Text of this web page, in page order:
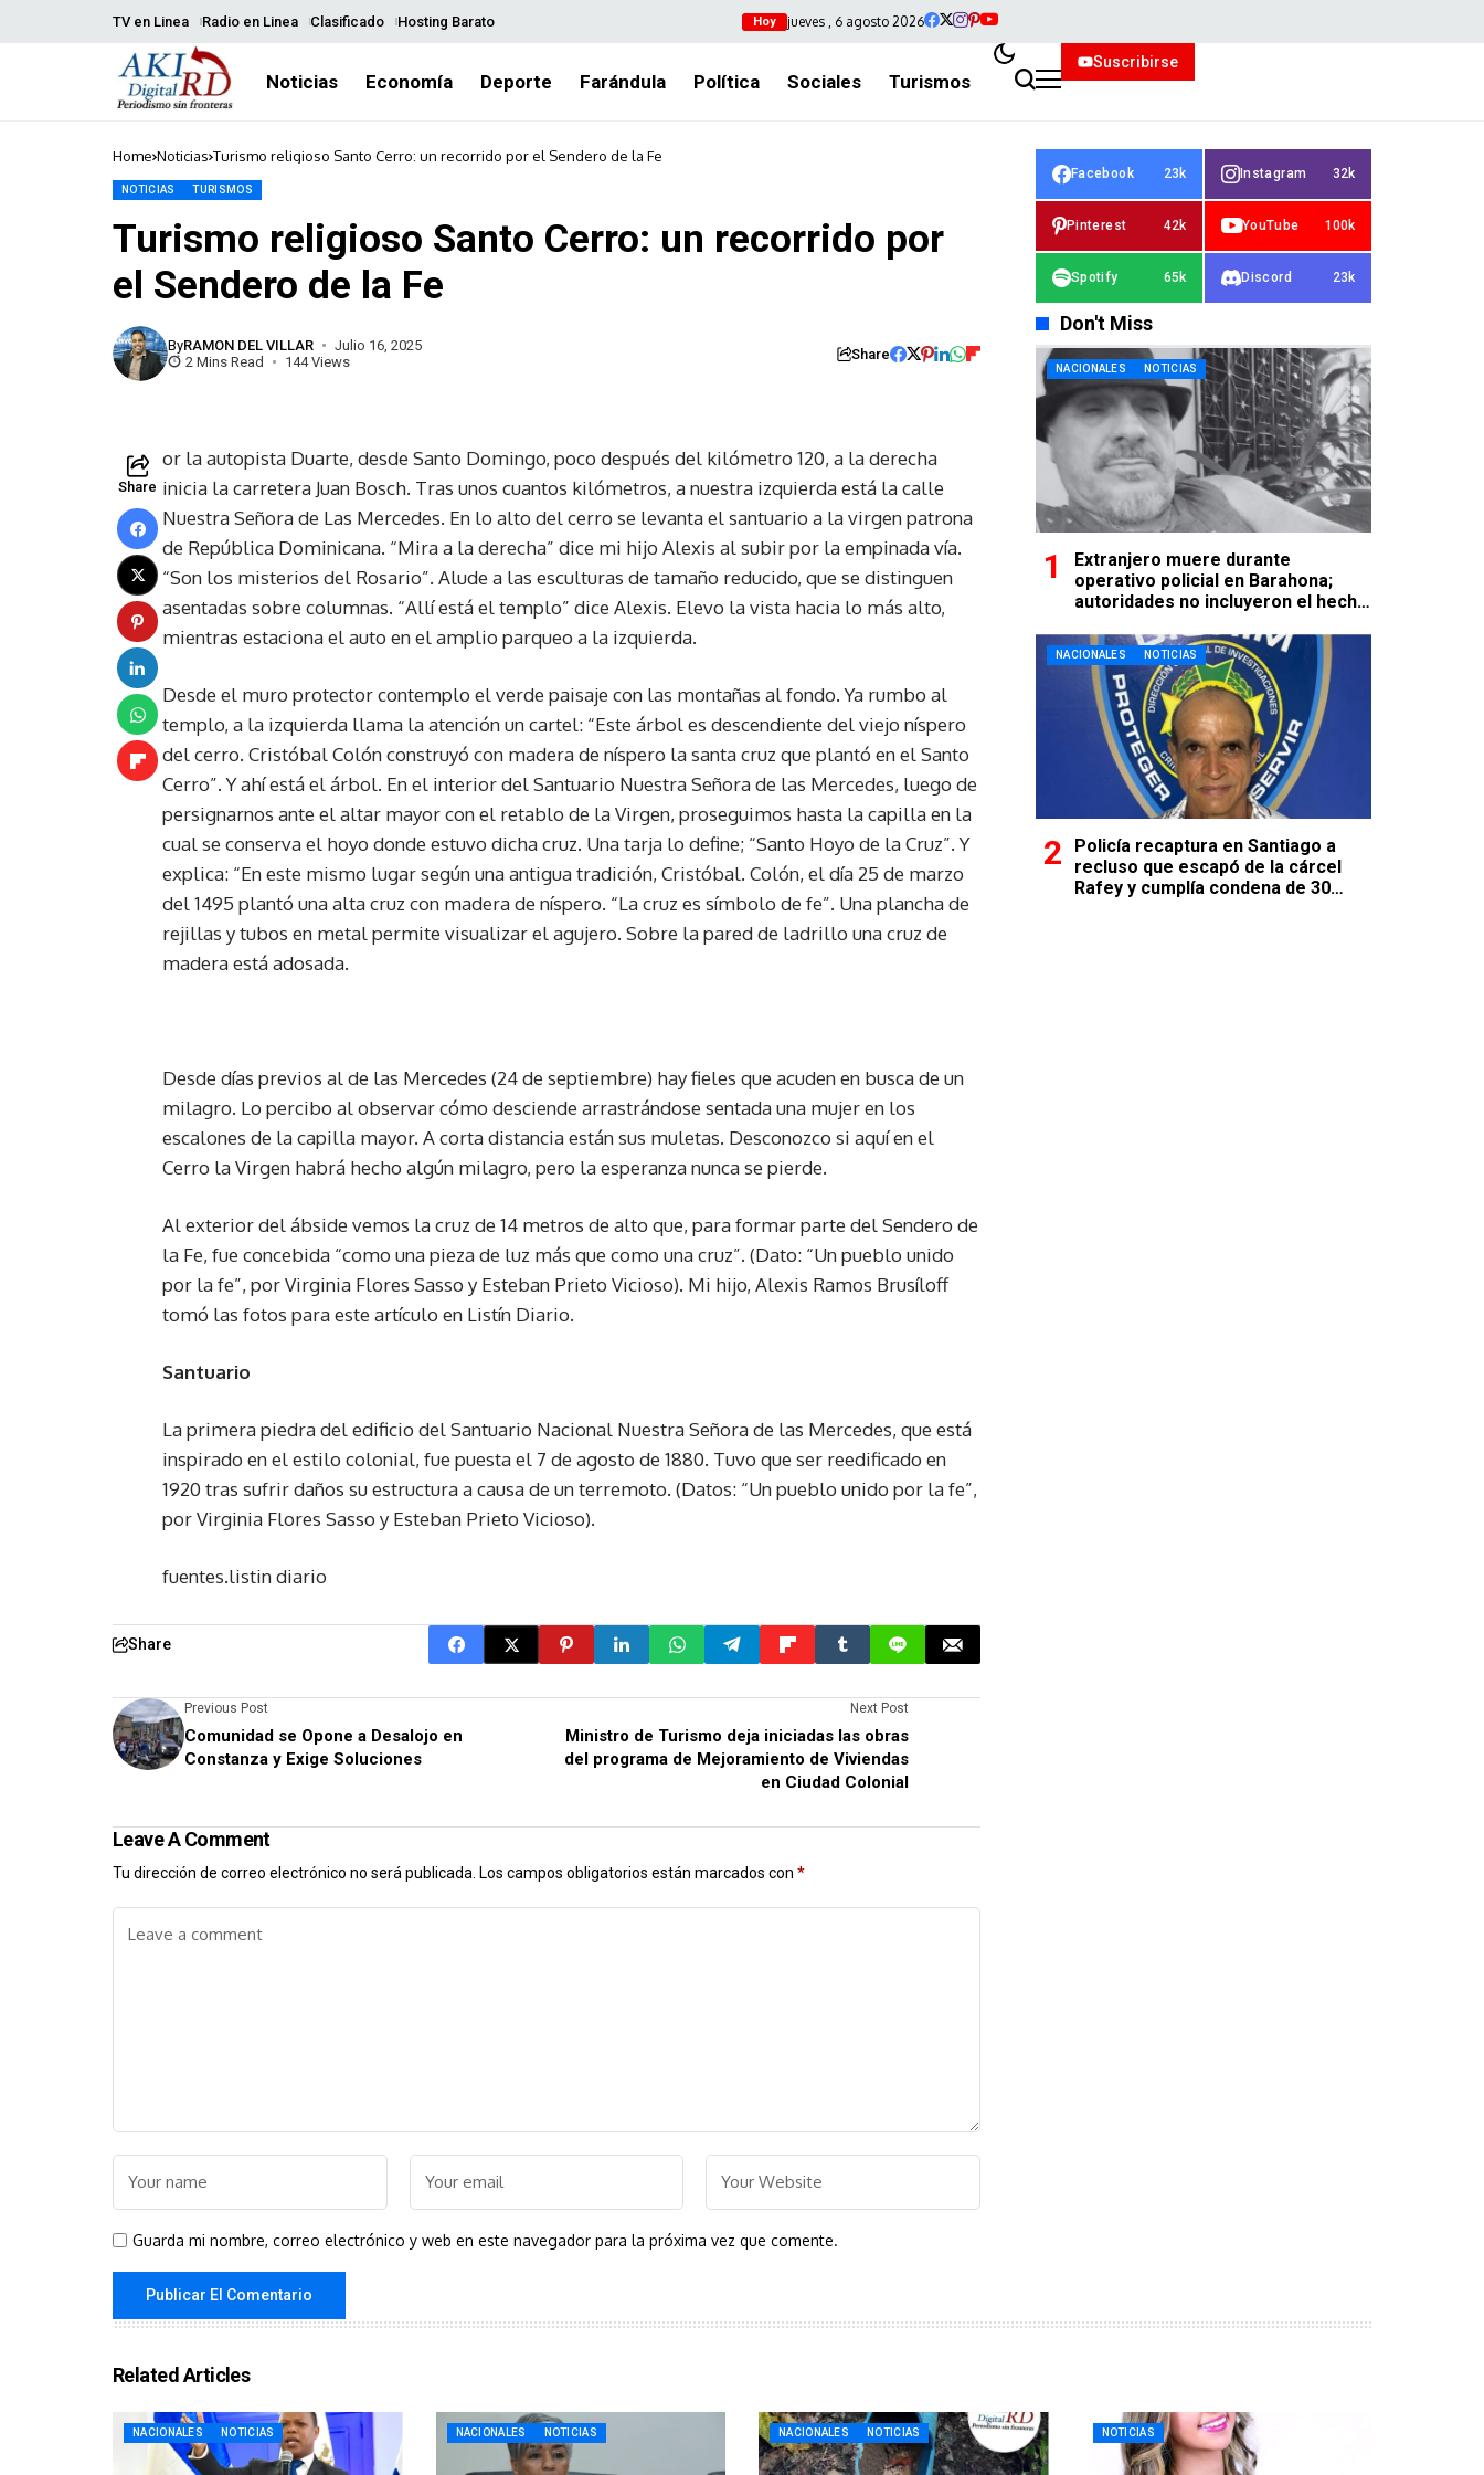
TV en Linea Radio en Linea Clasificado Hosting Barato Hoy jueves , 6 agosto 2026
Noticias Economía Deporte Farándula Política Sociales Turismos
Suscribirse
Home Noticias Turismo religioso Santo Cerro: un recorrido por el Sendero de la Fe
NOTICIAS TURISMOS
Turismo religioso Santo Cerro: un recorrido por
el Sendero de la Fe
ByRAMON DEL VILLAR
Julio 16, 2025
2 Mins Read
144 Views Share
Share
or la autopista Duarte, desde Santo Domingo, poco después del kilómetro 120, a la derecha
inicia la carretera Juan Bosch. Tras unos cuantos kilómetros, a nuestra izquierda está la calle
Nuestra Señora de Las Mercedes. En lo alto del cerro se levanta el santuario a la virgen patrona
de República Dominicana. “Mira a la derecha” dice mi hijo Alexis al subir por la empinada vía.
“Son los misterios del Rosario”. Alude a las esculturas de tamaño reducido, que se distinguen
asentadas sobre columnas. “Allí está el templo” dice Alexis. Elevo la vista hacia lo más alto,
mientras estaciona el auto en el amplio parqueo a la izquierda.
Desde el muro protector contemplo el verde paisaje con las montañas al fondo. Ya rumbo al
templo, a la izquierda llama la atención un cartel: “Este árbol es descendiente del viejo níspero
del cerro. Cristóbal Colón construyó con madera de níspero la santa cruz que plantó en el Santo
Cerro”. Y ahí está el árbol. En el interior del Santuario Nuestra Señora de las Mercedes, luego de
persignarnos ante el altar mayor con el retablo de la Virgen, proseguimos hasta la capilla en la
cual se conserva el hoyo donde estuvo dicha cruz. Una tarja lo define; “Santo Hoyo de la Cruz”. Y
explica: “En este mismo lugar según una antigua tradición, Cristóbal. Colón, el día 25 de marzo
del 1495 plantó una alta cruz con madera de níspero. “La cruz es símbolo de fe”. Una plancha de
rejillas y tubos en metal permite visualizar el agujero. Sobre la pared de ladrillo una cruz de
madera está adosada.
Desde días previos al de las Mercedes (24 de septiembre) hay fieles que acuden en busca de un
milagro. Lo percibo al observar cómo desciende arrastrándose sentada una mujer en los
escalones de la capilla mayor. A corta distancia están sus muletas. Desconozco si aquí en el
Cerro la Virgen habrá hecho algún milagro, pero la esperanza nunca se pierde.
Al exterior del ábside vemos la cruz de 14 metros de alto que, para formar parte del Sendero de
la Fe, fue concebida “como una pieza de luz más que como una cruz”. (Dato: “Un pueblo unido
por la fe”, por Virginia Flores Sasso y Esteban Prieto Vicioso). Mi hijo, Alexis Ramos Brusíloff
tomó las fotos para este artículo en Listín Diario.
Santuario
La primera piedra del edificio del Santuario Nacional Nuestra Señora de las Mercedes, que está
inspirado en el estilo colonial, fue puesta el 7 de agosto de 1880. Tuvo que ser reedificado en
1920 tras sufrir daños su estructura a causa de un terremoto. (Datos: “Un pueblo unido por la fe”,
por Virginia Flores Sasso y Esteban Prieto Vicioso).
fuentes.listin diario
Share
Previous Post
Comunidad se Opone a Desalojo en
Constanza y Exige Soluciones
Next Post
Ministro de Turismo deja iniciadas las obras
del programa de Mejoramiento de Viviendas
en Ciudad Colonial
Leave A Comment
Tu dirección de correo electrónico no será publicada. Los campos obligatorios están marcados con *
Guarda mi nombre, correo electrónico y web en este navegador para la próxima vez que comente.
Facebook 23k Instagram 32k
Pinterest 42k YouTube 100k
Spotify 65k Discord 23k
Don't Miss
NACIONALES NOTICIAS
Extranjero muere durante
operativo policial en Barahona;
autoridades no incluyeron el hecho
NACIONALES NOTICIAS
Policía recaptura en Santiago a
recluso que escapó de la cárcel
Rafey y cumplía condena de 30
Related Articles
NACIONALES NOTICIAS NACIONALES NOTICIAS NACIONALES NOTICIAS NOTICIAS